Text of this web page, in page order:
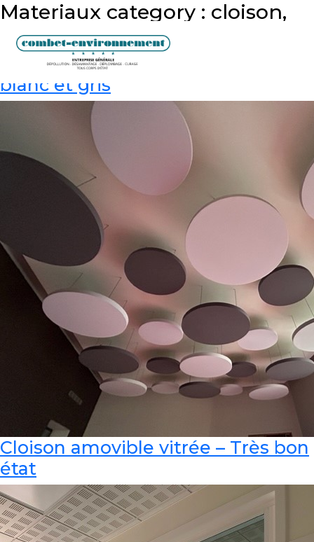
Materiaux category : cloison,
plafond, plancher, isolation
Panneaux acoustiques suspendus
blanc et gris
Cloison amovible vitrée – Très bon
état